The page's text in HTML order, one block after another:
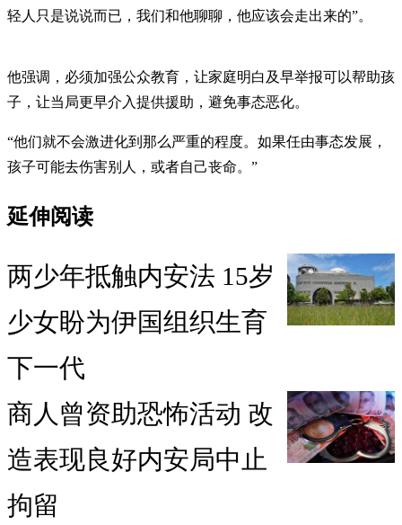
轻人只是说说而已，我们和他聊聊，他应该会走出来的”。
他强调，必须加强公众教育，让家庭明白及早举报可以帮助孩
子，让当局更早介入提供援助，避免事态恶化。
“他们就不会激进化到那么严重的程度。如果任由事态发展，
孩子可能去伤害别人，或者自己丧命。”
延伸阅读
两少年抵触内安法 15岁
少女盼为伊国组织生育
下一代
商人曾资助恐怖活动 改
造表现良好内安局中止
拘留